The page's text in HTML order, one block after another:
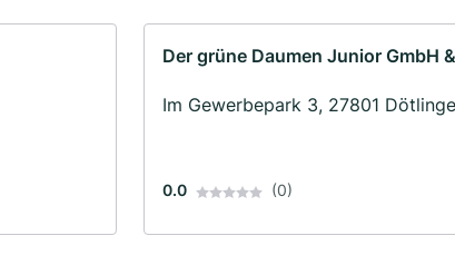
Der grüne Daumen Junior GmbH
Im Gewerbepark 3, 27801
0.0 (0)